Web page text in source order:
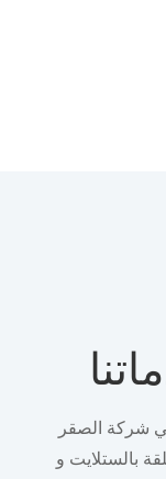
شركة الصقر
بالستلايت و